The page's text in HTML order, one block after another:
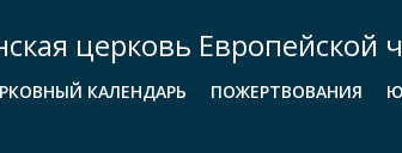
церковь Европейской
КАЛЕНДАРЬ ПОЖЕРТВОВАНИЯ